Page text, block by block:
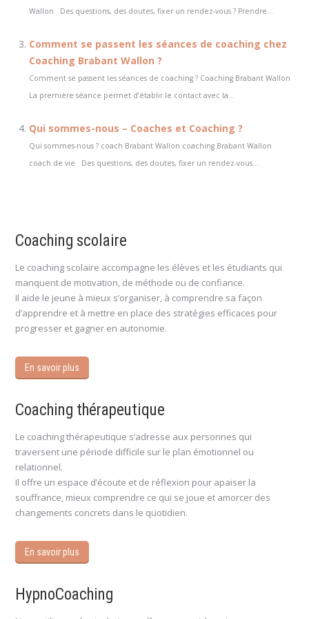
Wallon Des questions, des doutes, fixer un rendez-vous ? Prendre...
Comment se passent les séances de coaching chez
Coaching Brabant Wallon ?
Comment se passent les séances de coaching ? Coaching Brabant Wallon
La première séance permet d’établir le contact avec la...
Qui sommes-nous – Coaches et Coaching ?
Qui sommes-nous ? coach Brabant Wallon coaching Brabant Wallon
coach de vie Des questions, des doutes, fixer un rendez-vous...
Coaching scolaire
Le coaching scolaire accompagne les élèves et les étudiants qui
manquent de motivation, de méthode ou de confiance.
Il aide le jeune à mieux s’organiser, à comprendre sa façon
d’apprendre et à mettre en place des stratégies efficaces pour
progresser et gagner en autonomie.
En savoir plus
Coaching thérapeutique
Le coaching thérapeutique s’adresse aux personnes qui
traversent une période difficile sur le plan émotionnel ou
relationnel.
Il offre un espace d’écoute et de réflexion pour apaiser la
souffrance, mieux comprendre ce qui se joue et amorcer des
changements concrets dans le quotidien.
En savoir plus
HypnoCoaching